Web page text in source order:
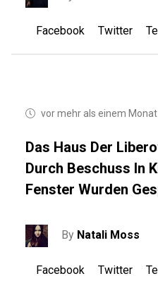
Facebook Twitter
vor mehr als einem Monat
Das Haus Der
Durch Beschuss In
Fenster Wurden
By Natali Moss
Facebook Twitter